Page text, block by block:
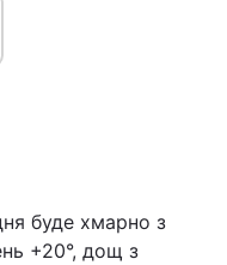
буде хмарно з
+20°, дощ з